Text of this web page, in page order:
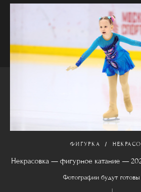
ФИГУРКА
Некрасовка — фигурное катание —
Фотографии будут готовы